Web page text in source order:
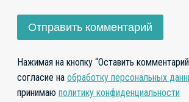
Нажимая на кнопку “Оставить
согласие на обработку персональных
принимаю политику конфиденциальности